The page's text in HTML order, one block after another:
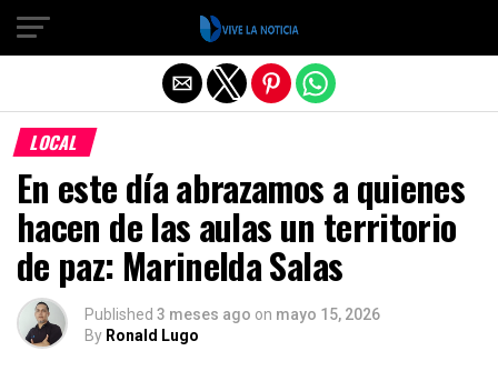
LOCAL
En este día abrazamos a quienes
hacen de las aulas un territorio
de paz: Marinelda Salas
Published 3 meses ago on mayo 15, 2026
By Ronald Lugo
Salir de la versión móvil